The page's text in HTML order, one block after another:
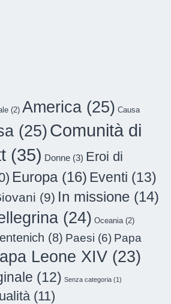
(2) America (25) Causa
(25)Comunità di
(35) Donne (3) Eroi di
Europa(16) Eventi (13)
(9) In missione (14)
(24) Oceania(2)
(8) Paesi (6) Papa
Leone XIV (23)
(12) Senza categoria (1)
(11)